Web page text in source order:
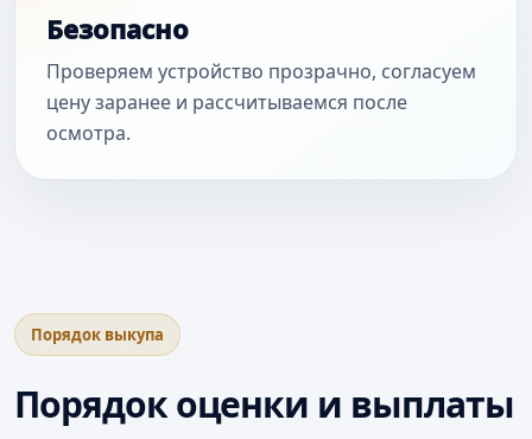
Безопасно
Проверяем устройство прозрачно, согласуем
цену заранее и рассчитываемся после
осмотра.
Порядок выкупа
Порядок оценки и выплаты